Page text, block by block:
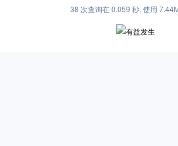
38 次查询在 0.059 秒, 使用